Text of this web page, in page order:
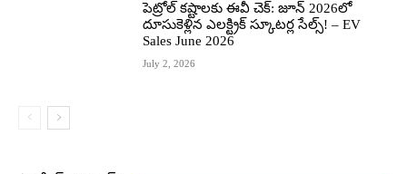
పెట్రోల్ కష్టాలకు ఈవీ చెక్: జూన్ 2026లో
దూసుకెళ్లిన ఎలక్ట్రిక్ స్కూటర్ల సేల్స్! – EV
Sales June 2026
July 2, 2026